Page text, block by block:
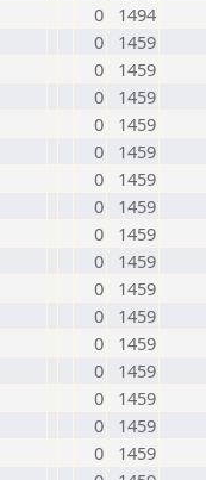
0
1494
0
1459
0
1459
0
1459
0
1459
0
1459
0
1459
0
1459
0
1459
0
1459
0
1459
0
1459
0
1459
0
1459
0
1459
0
1459
0
1459